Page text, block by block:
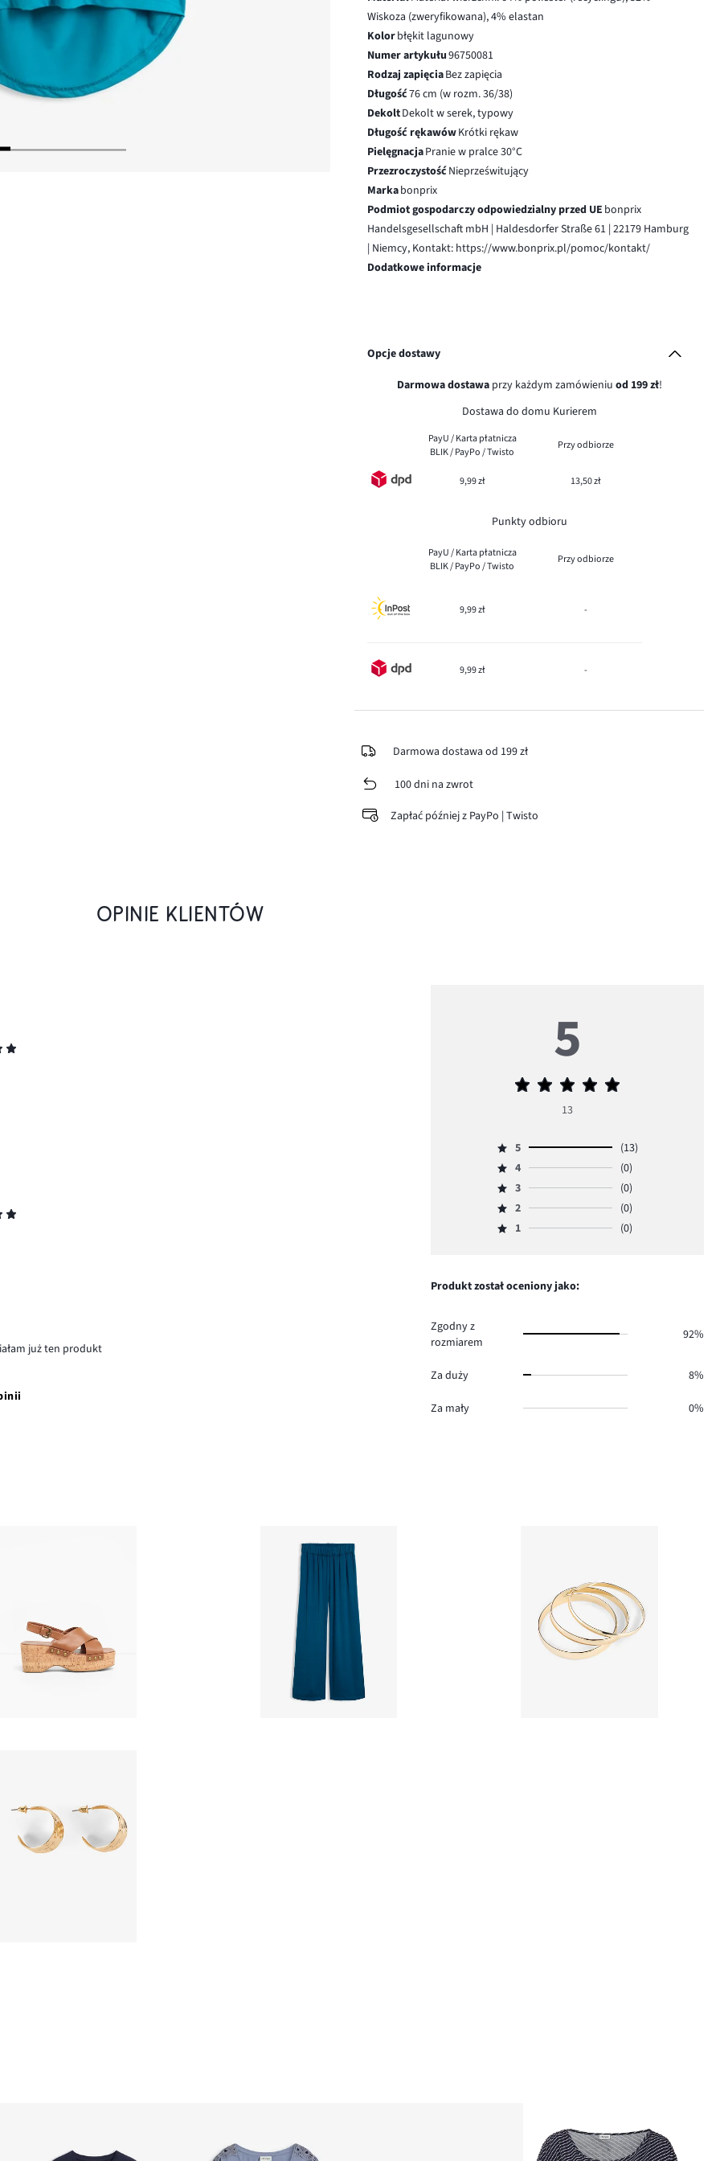
Wiskoza (zweryfikowana), 4% elastan
Kolorbłękit lagunowy
Numer artykułu96750081
Rodzaj zapięciaBez zapięcia
Długość76 cm (w rozm. 36/38)
DekoltDekolt w serek, typowy
Długość rękawówKrótki rękaw
PielęgnacjaPranie w pralce 30°C
PrzezroczystośćNieprześwitujący
Markabonprix
Podmiot gospodarczy odpowiedzialny przed UE bonprix
Handelsgesellschaft mbH | Haldesdorfer Straße 61 | 22179 Hamburg
| Niemcy, Kontakt: https://www.bonprix.pl/pomoc/kontakt/
Dodatkowe informacje
Opcje dostawy
Darmowa dostawaprzy każdym zamówieniu od 199 zł!
Dostawa do domu Kurierem
PayU / Karta płatnicza
BLIK / PayPo / Twisto
Przy odbiorze
9,99 zł 13,50 zł
Punkty odbioru
PayU / Karta płatnicza
BLIK / PayPo / Twisto
Przy odbiorze
9,99 zł -
9,99 zł -
Darmowa dostawa od 199 zł
100 dni na zwrot
Zapłać później z PayPo | Twisto
OPINIE KLIENTÓW
już ten produkt
5
Średnia
5
13
Ocena
5,
ilość
głosów
5
(13)
Ocena
4,
ilość
głosów
4
(0)
Ocena
3,
ilość
3
(0)
Ocena
2,
0.
2
(0)
Ocena
głosów
1 (0)
Produkt został oceniony jako:
Zgodny z
rozmiarem
92%
Za duży 8%
Za mały 0%